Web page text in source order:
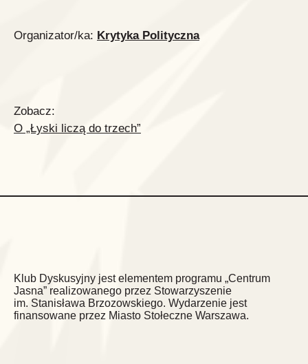
Organizator/ka: Krytyka Polityczna
Zobacz:
O „Łyski liczą do trzech”
Klub Dyskusyjny jest elementem programu „Centrum
Jasna” realizowanego przez Stowarzyszenie
im. Stanisława Brzozowskiego. Wydarzenie jest
finansowane przez Miasto Stołeczne Warszawa.